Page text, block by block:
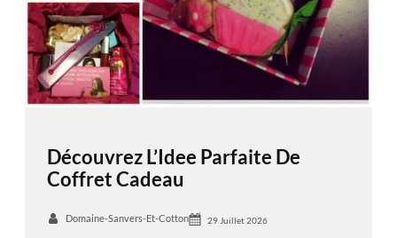
Découvrez L’Idee Parfaite De
Coffret Cadeau
Domaine-Sanvers-Et-Cotton 29 Juillet 2026